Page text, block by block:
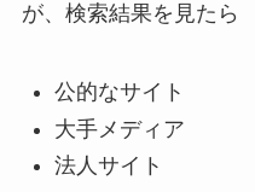
が、検索結果を見たら
公的なサイト
大手メディア
法人サイト